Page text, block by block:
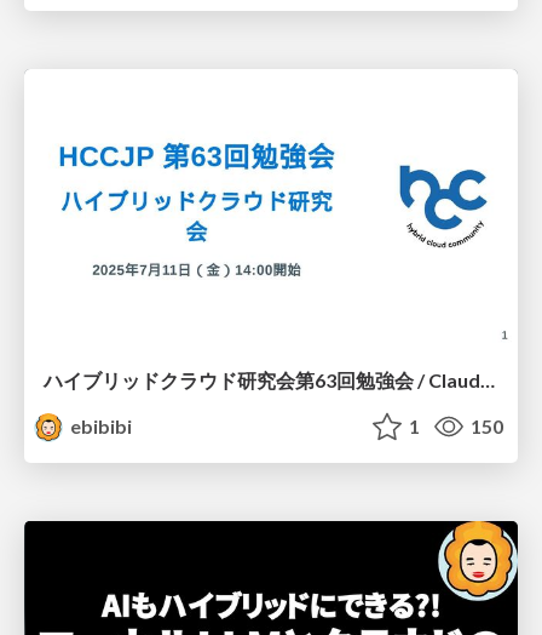
ハイブリッドクラウド研究会第63回勉強会 / ClaudeCode×Azure, GeminiCLI×Azure
ebibibi
1 150